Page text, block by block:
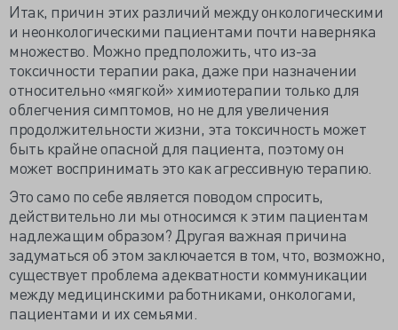
Итак, причин этих различий между онкологическими
и неонкологическими пациентами почти наверняка
множество. Можно предположить, что из-за
токсичности терапии рака, даже при назначении
относительно «мягкой» химиотерапии только для
облегчения симптомов, но не для увеличения
продолжительности жизни, эта токсичность может
быть крайне опасной для пациента, поэтому он
может воспринимать это как агрессивную терапию.
Это само по себе является поводом спросить,
действительно ли мы относимся к этим пациентам
надлежащим образом? Другая важная причина
задуматься об этом заключается в том, что, возможно,
существует проблема адекватности коммуникации
между медицинскими работниками, онкологами,
пациентами и их семьями.